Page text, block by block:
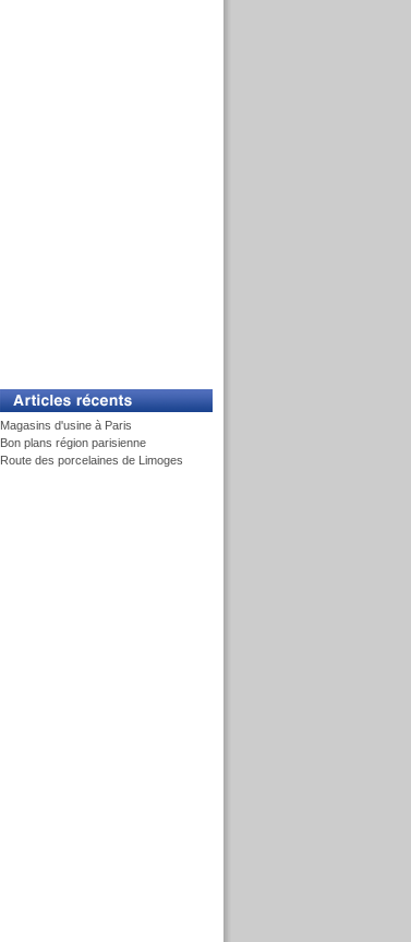
Magasins d'usine à Paris
Bon plans région parisienne
Route des porcelaines de Limoges